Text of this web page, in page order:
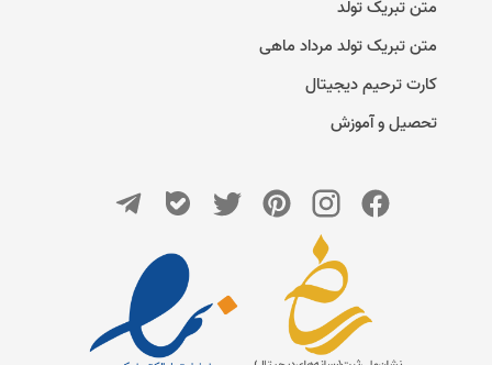
متن تبریک تولد
متن تبریک تولد مرداد ماهی
کارت ترحیم دیجیتال
تحصیل و آموزش